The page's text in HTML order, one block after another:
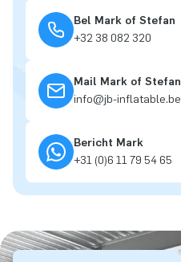
Bel Mark of Stefan
+32 38 082 320
Mail Mark of Stefan
info@jb-inflatable.be
Bericht Mark
+31 (0)6 11 79 54 65